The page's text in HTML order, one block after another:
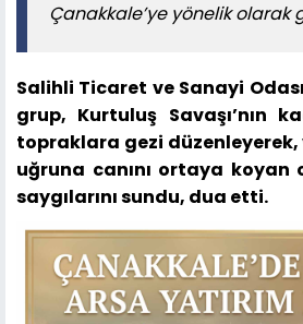
Çanakkale’ye yönelik olarak
Salihli Ticaret ve Sanayi
grup, Kurtuluş Savaşı’nın
topraklara gezi
uğruna canını ortaya koyan
saygılarını sundu, dua etti.